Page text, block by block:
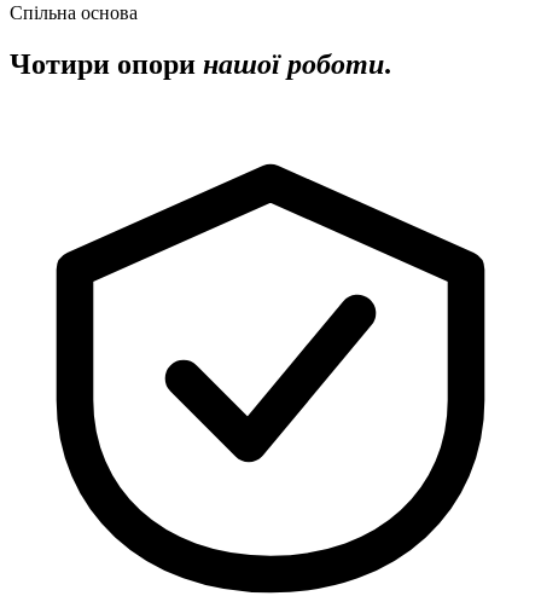
Спільна основа
Чотири опори нашої роботи.